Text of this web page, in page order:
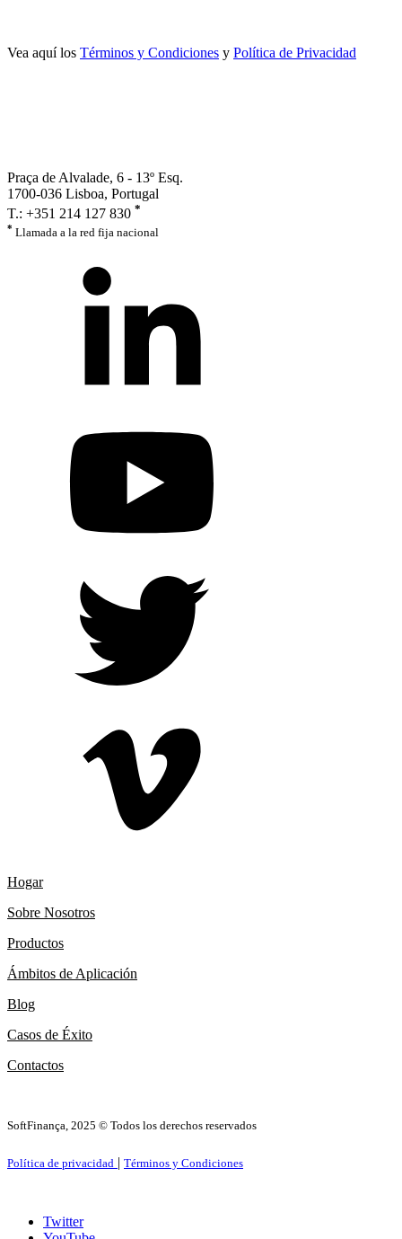
Vea aquí los Términos y Condiciones y Política de Privacidad
Praça de Alvalade, 6 - 13º Esq.
1700-036 Lisboa, Portugal
T.: +351 214 127 830 *
* Llamada a la red fija nacional
Hogar
Sobre Nosotros
Productos
Ámbitos de Aplicación
Blog
Casos de Éxito
Contactos
SoftFinança, 2025 © Todos los derechos reservados
Política de privacidad | Términos y Condiciones
Twitter